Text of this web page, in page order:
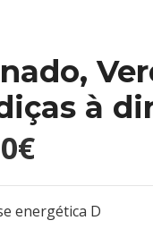
à
energética D